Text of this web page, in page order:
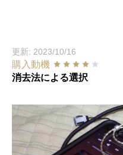
更新: 2023/10/16
購入動機
消去法による選択